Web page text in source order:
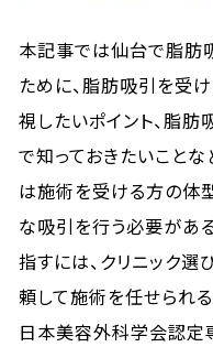
本記事では仙台で脂肪
ために、脂肪吸引を受
視したいポイント、脂
で知っておきたいこと
は施術を受ける方の体
な吸引を行う必要があ
指すには、クリニック選
頼して施術を任せられる
日本美容外科学会認定